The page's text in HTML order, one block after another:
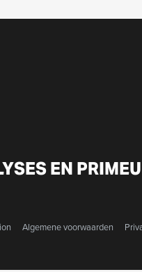
EN
Algemene voorwaarden